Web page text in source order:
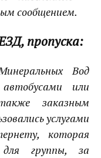
сообщением.
пропуска:
Вод
или
заказным
услугами
которая
для группы, за